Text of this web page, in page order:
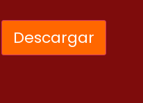
Descargar